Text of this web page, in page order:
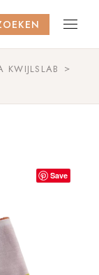
KWIJLSLAB
Save